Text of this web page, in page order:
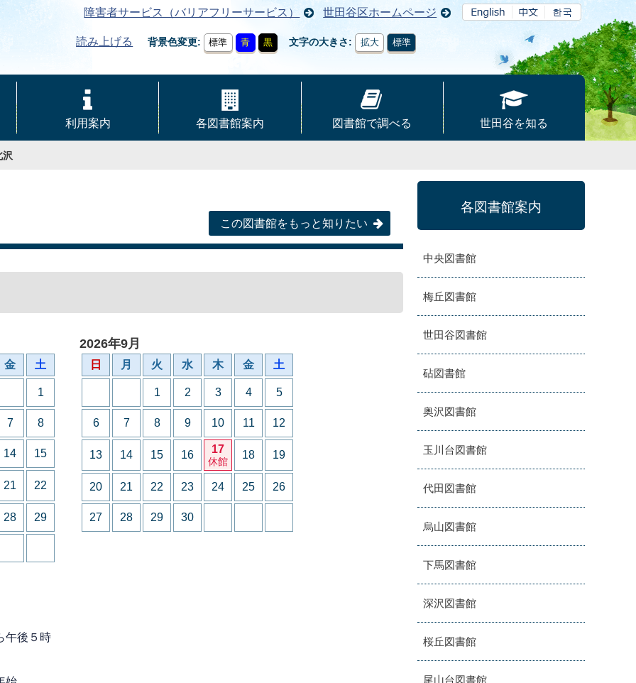
障害者サービス（バリアフリーサービス） 世田谷区ホームページ
読み上げる 背景色変更 標準 青 黒 文字の大きさ 拡大 標準
利用案内 各図書館案内 図書館で調べる 世田谷を知る
沢
この図書館をもっと知りたい
金 土
1
7 8
14 15
21 22
28 29
2026年9月
日 月 火 水 木 金 土
1 2 3 4 5
6 7 8 9 10 11 12
13 14 15 16 17
休館
18 19
20 21 22 23 24 25 26
27 28 29 30
午後５時
各図書館案内
中央図書館
梅丘図書館
世田谷図書館
砧図書館
奥沢図書館
玉川台図書館
代田図書館
烏山図書館
下馬図書館
深沢図書館
桜丘図書館
尾山台図書館